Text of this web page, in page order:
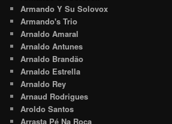
Armando Y Su Solovox
Armando's Trio
Arnaldo Amaral
Arnaldo Antunes
Arnaldo Brandão
Arnaldo Estrella
Arnaldo Rey
Arnaud Rodrigues
Aroldo Santos
Arrasta Pé Na Roça